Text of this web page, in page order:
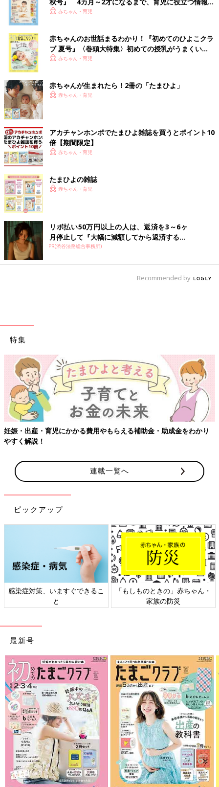
いっぱい！
赤ちゃん・育児
赤ちゃんのお世話まるわかり！『初めてのひよこクラ
ブ 夏号』〈巻頭大特集〉初めての授乳がうまくい
く！ おっぱい・ミルクの基本と夏のトラブル 解決テ
赤ちゃん・育児
赤ちゃんが生まれたら！2冊の「たまひよ」
赤ちゃん・育児
アカチャンホンポでたまひよ雑誌を買うとポイント10
倍【期間限定】
赤ちゃん・育児
たまひよの雑誌
赤ちゃん・育児
リボ払い50万円以上の人は、返済を3～6ヶ
月停止して『大幅に減額してから返済する...
PR(渋谷法務総合事務所)
Recommended by
特集
妊娠・出産・育児にかかる費用やもらえる補助金・助成金をわかり
やすく解説！
連載一覧へ
ピックアップ
感染症対策、いますぐできるこ
と
「もしものときの」赤ちゃん・
家族の防災
最新号